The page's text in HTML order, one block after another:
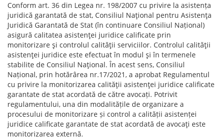
Conform art. 36 din Legea nr. 198/2007 cu privire la asistența
juridică garantată de stat, Consiliul Naţional pentru Asistenţa
Juridică Garantată de Stat (în continuare Consiliul Național)
asigură calitatea asistenţei juridice calificate prin
monitorizare şi controlul calităţii serviciilor. Controlul calităţii
asistenţei juridice este efectuat în modul şi în termenele
stabilite de Consiliul Naţional. În acest sens, Consiliul
Național, prin hotărârea nr.17/2021, a aprobat Regulamentul
cu privire la monitorizarea calităţii asistenţei juridice calificate
garantate de stat acordată de către avocați. Potrivit
regulamentului, una din modalitățile de organizare a
procesului de monitorizare și control a calității asistenței
juridice calificate garantate de stat acordată de avocaţi este
monitorizarea externă.